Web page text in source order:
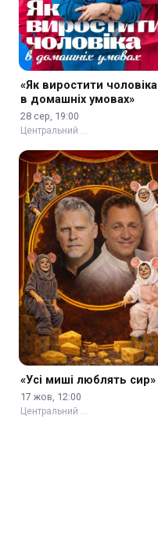
«Як виростити чоловіка
в домашніх умовах»
28 сер, 19:00
Центральний …
«Усі миші люблять сир»
17 жов, 12:00
Центральний …